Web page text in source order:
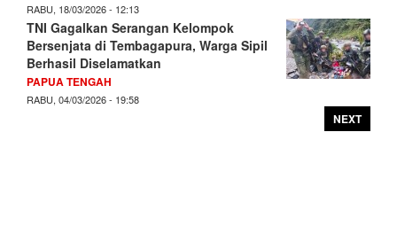
RABU, 18/03/2026 - 12:13
TNI Gagalkan Serangan Kelompok
Bersenjata di Tembagapura, Warga Sipil
Berhasil Diselamatkan
PAPUA TENGAH
RABU, 04/03/2026 - 19:58
NEXT